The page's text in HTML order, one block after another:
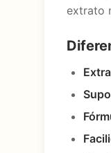
extrato